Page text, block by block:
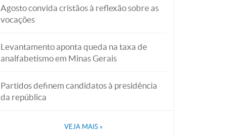
Agosto convida cristãos à reflexão sobre as
vocações
Levantamento aponta queda na taxa de
analfabetismo em Minas Gerais
Partidos definem candidatos à presidência
da república
VEJA MAIS »